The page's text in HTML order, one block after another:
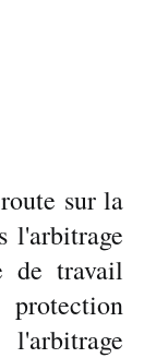
sur la
l'arbitrage
de travail